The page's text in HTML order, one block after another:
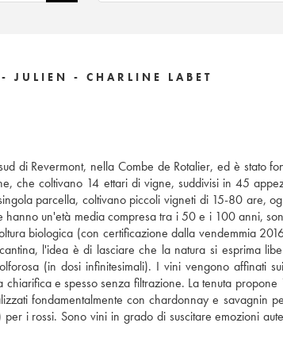
JULIEN - CHARLINE LABET
di Revermont, nella Combe de Rotalier, ed è stato
che coltivano 14 ettari di vigne, suddivisi in 45
parcella, coltivano piccoli vigneti di 15-80 are,
un'età media compresa tra i 50 e i 100 anni,
biologica (con certificazione dalla vendemmia
l'idea è di lasciare che la natura si esprima
(in dosi infinitesimali). I vini vengono affinati
e spesso senza filtrazione. La tenuta propone
fondamentalmente con chardonnay e savagnin
per i rossi. Sono vini in grado di suscitare emozioni